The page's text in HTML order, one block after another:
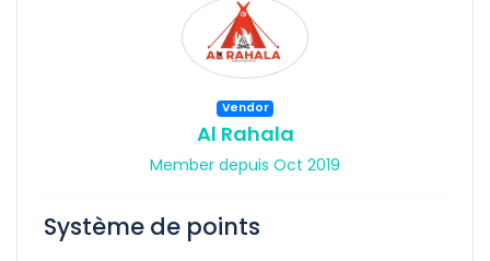
Vendor
Al Rahala
Member depuis Oct 2019
Système de points